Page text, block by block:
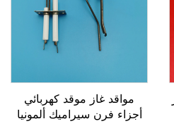
مواقد غاز موقد كهربائي
أجزاء فرن سيراميك ألمونيا